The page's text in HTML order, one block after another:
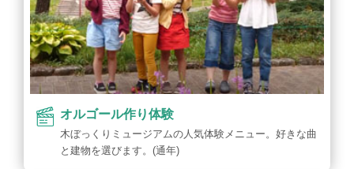
オルゴール作り体験
木ぼっくりミュージアムの人気体験メニュー。好きな曲
と建物を選びます。(通年)